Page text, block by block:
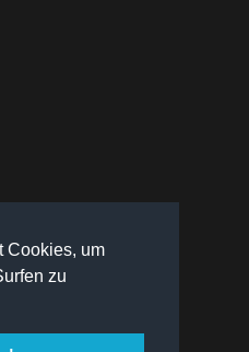
Cookies, um
zu